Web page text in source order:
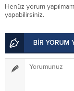
Henüz yorum
yapabilirsiniz.
BİR YORUM